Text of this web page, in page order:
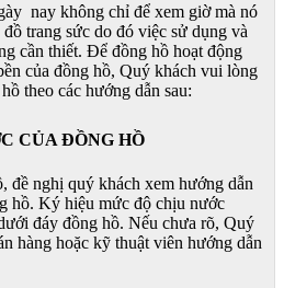
nay không chỉ để xem giờ mà nó
trang sức do đó việc sử dụng và
cần thiết. Để đồng hồ hoạt động
của đồng hồ, Quý khách vui lòng
theo các hướng dẫn sau:
CỦA ĐỒNG HỒ
đề nghị quý khách xem hướng dẫn
hồ. Ký hiệu mức độ chịu nước
đáy đồng hồ. Nếu chưa rõ, Quý
hàng hoặc kỹ thuật viên hướng dẫn